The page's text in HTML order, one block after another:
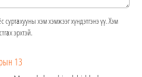
суртахууны хэм хэмжээг хүндэтгэнэ үү. Хэм
эрхтэй.
13